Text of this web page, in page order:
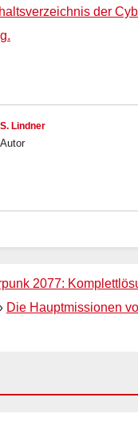
der
S. Lindner
Autor
2077:
Die Hauptmissionen